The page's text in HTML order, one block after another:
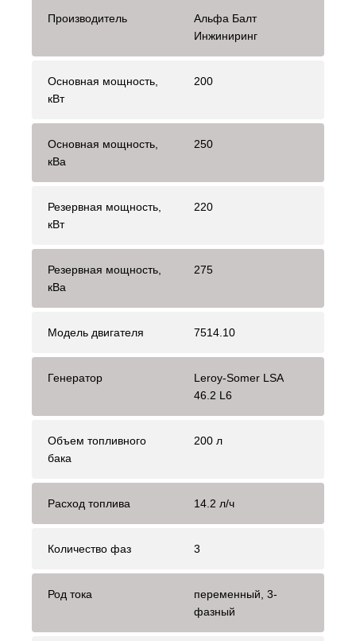
Производитель
Альфа Балт
Инжиниринг
Основная мощность,
кВт
200
Основная мощность,
кВа
250
Резервная мощность,
кВт
220
Резервная мощность,
кВа
275
Модель двигателя 7514.10
Генератор
Leroy-Somer LSA
46.2 L6
Объем топливного
бака
200 л
Расход топлива 14.2 л/ч
Количество фаз 3
Род тока
переменный, 3-
фазный